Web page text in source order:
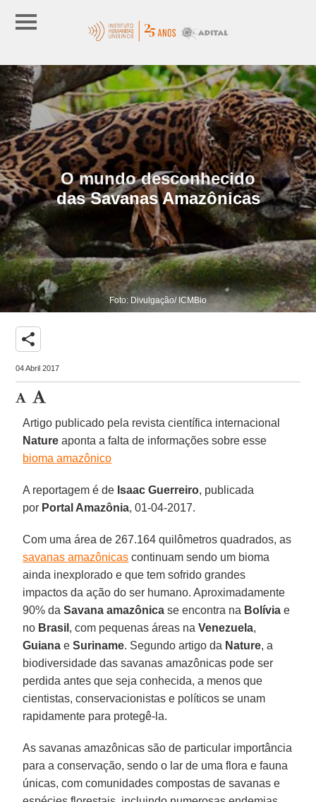
O mundo desconhecido
das Savanas Amazônicas
Foto: Divulgação/ ICMBio
share
04 Abril 2017
Artigo publicado pela revista científica internacional
Nature aponta a falta de informações sobre esse
bioma amazônico
A reportagem é de Isaac Guerreiro, publicada
por Portal Amazônia, 01-04-2017.
Com uma área de 267.164 quilômetros quadrados, as
savanas amazônicas continuam sendo um bioma
ainda inexplorado e que tem sofrido grandes
impactos da ação do ser humano. Aproximadamente
90% daSavana amazônica se encontra na Bolívia e
no Brasil , com pequenas áreas naVenezuela,
Guiana eSuriname. Segundo artigo da Nature, a
biodiversidade das savanas amazônicas pode ser
perdida antes que seja conhecida, a menos que
cientistas, conservacionistas e políticos se unam
rapidamente para protegê-la.
As savanas amazônicas são de particular importância
para a conservação, sendo o lar de uma flora e fauna
únicas, com comunidades compostas de savanas e